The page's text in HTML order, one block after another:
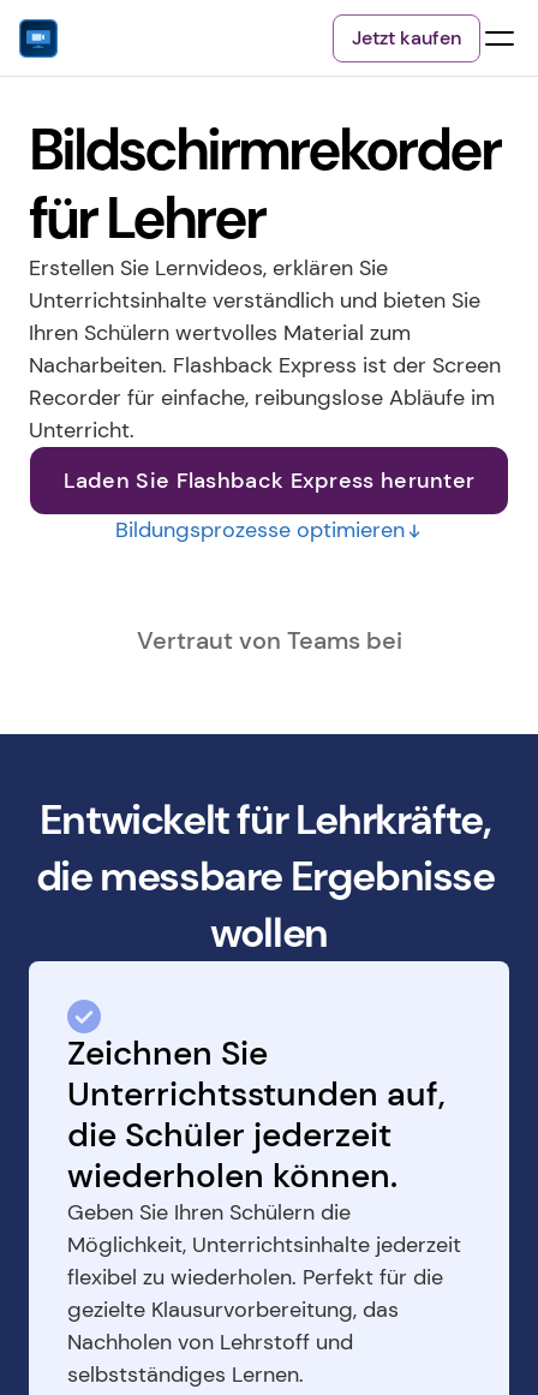
Jetzt kaufen
Bildschirmrekorder
für Lehrer
Erstellen Sie Lernvideos, erklären Sie
Unterrichtsinhalte verständlich und bieten Sie
Ihren Schülern wertvolles Material zum
Nacharbeiten. Flashback Express ist der Screen
Recorder für einfache, reibungslose Abläufe im
Unterricht.
Laden Sie Flashback Express herunter
Bildungsprozesse optimieren
Vertraut von Teams bei
Entwickelt für Lehrkräfte,
die messbare Ergebnisse
wollen
Zeichnen Sie
Unterrichtsstunden auf,
die Schüler jederzeit
wiederholen können.
Geben Sie Ihren Schülern die
Möglichkeit, Unterrichtsinhalte jederzeit
flexibel zu wiederholen. Perfekt für die
gezielte Klausurvorbereitung, das
Nachholen von Lehrstoff und
selbstständiges Lernen.